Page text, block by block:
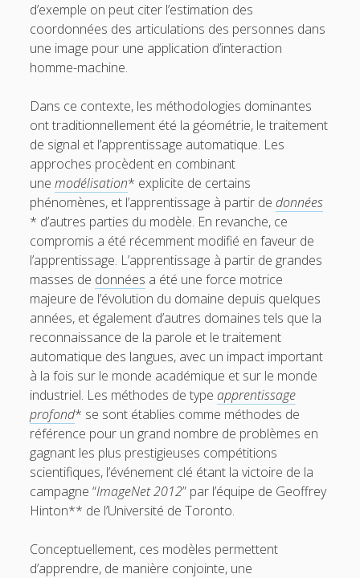
i
t
e
r
a
i
l
d’exemple on peut citer l’estimation des
coordonnées des articulations des personnes dans
une image pour une application d’interaction
homme-machine.
Dans ce contexte, les méthodologies dominantes
ont traditionnellement été la géométrie, le traitement
de signal et l’apprentissage automatique. Les
approches procèdent en combinant
unemodélisation* explicite de certains
phénomènes, et l’apprentissage à partir dedonnées
* d’autres parties du modèle. En revanche, ce
compromis a été récemment modifié en faveur de
l’apprentissage. L’apprentissage à partir de grandes
masses de données a été une force motrice
majeure de l’évolution du domaine depuis quelques
années, et également d’autres domaines tels que la
reconnaissance de la parole et le traitement
automatique des langues, avec un impact important
à la fois sur le monde académique et sur le monde
industriel. Les méthodes de typeapprentissage
profond* se sont établies comme méthodes de
référence pour un grand nombre de problèmes en
gagnant les plus prestigieuses compétitions
scientifiques, l’événement clé étant la victoire de la
campagne “ImageNet 2012” par l’équipe de Geoffrey
Hinton** de l’Université de Toronto.
Conceptuellement, ces modèles permettent
d’apprendre, de manière conjointe, une